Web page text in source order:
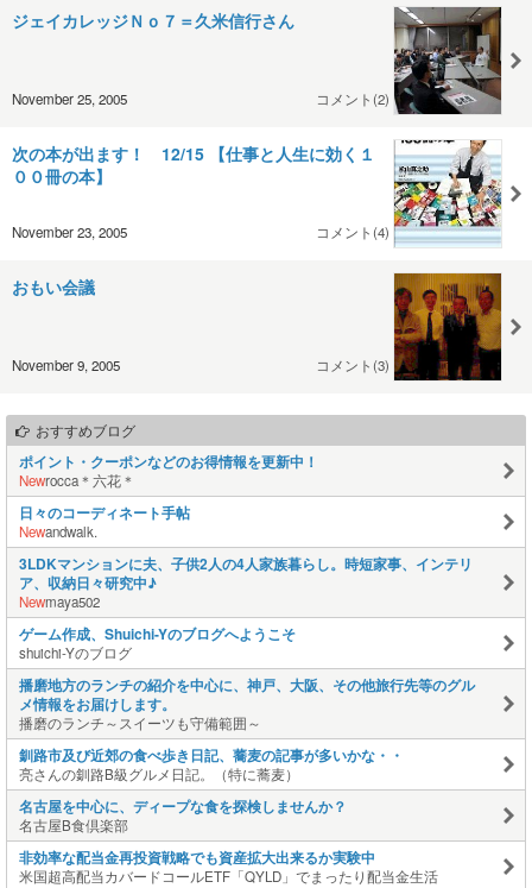
ジェイカレッジＮｏ７＝久米信行さん
November 25, 2005 コメント(2)
次の本が出ます！ 12/15 【仕事と人生に効く１
００冊の本】
November 23, 2005 コメント(4)
おもい会議
November 9, 2005 コメント(3)
おすすめブログ
ポイント・クーポンなどのお得情報を更新中！
Newrocca＊六花＊
日々のコーディネート手帖
Newandwalk.
3LDKマンションに夫、子供2人の4人家族暮らし。時短家事、インテリ
ア、収納日々研究中♪
Newmaya502
ゲーム作成、Shuichi-Yのブログへようこそ
shuichi-Yのブログ
播磨地方のランチの紹介を中心に、神戸、大阪、その他旅行先等のグル
メ情報をお届けします。
播磨のランチ～スイーツも守備範囲～
釧路市及び近郊の食べ歩き日記、蕎麦の記事が多いかな・・
亮さんの釧路B級グルメ日記。（特に蕎麦）
名古屋を中心に、ディープな食を探検しませんか？
名古屋B食倶楽部
非効率な配当金再投資戦略でも資産拡大出来るか実験中
米国超高配当カバードコールETF「QYLD」でまったり配当金生活